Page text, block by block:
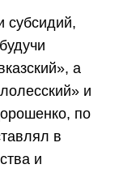
субсидий,
а
и
по
в
и